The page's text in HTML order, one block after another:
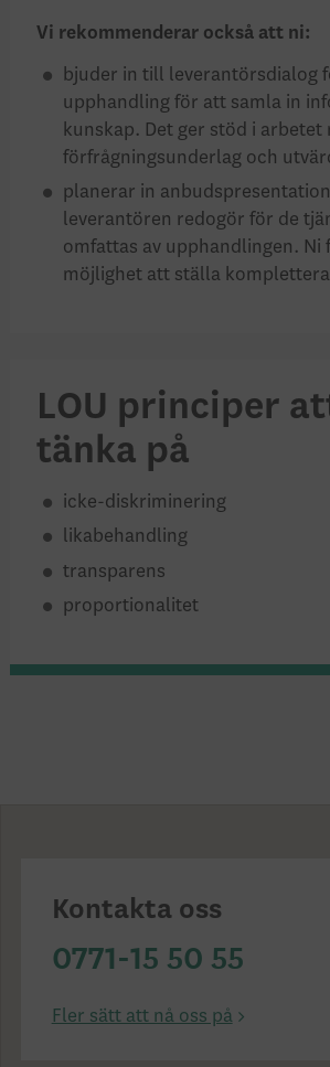
Vi rekommenderar också att ni:
bjuder in till leverantörsdialog
upphandling för att samla in
kunskap. Det ger stöd i arbetet
förfrågningsunderlag och
planerar in
leverantören redogör för de
omfattas av upphandlingen. Ni
möjlighet att ställa
LOU principer
tänka på
icke-diskriminering
likabehandling
transparens
proportionalitet
Kontakta oss
0771-15 50 55
Fler sätt att nå oss på